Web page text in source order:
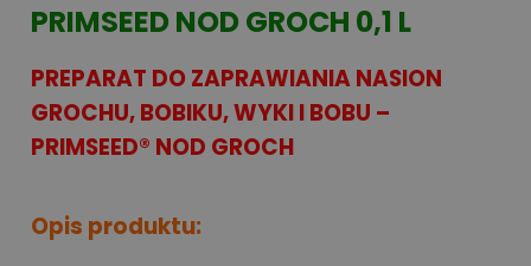
PRIMSEED NOD GROCH 0,1 L
PREPARAT DO ZAPRAWIANIA NASION
GROCHU, BOBIKU, WYKI I BOBU –
PRIMSEED® NOD GROCH
Opis produktu: